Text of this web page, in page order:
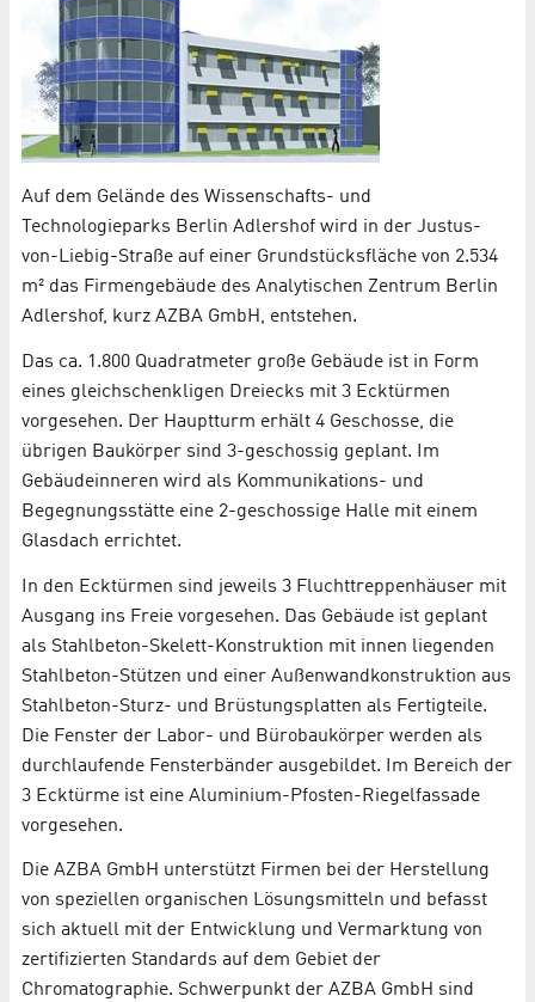
Auf dem Gelände des Wissenschafts- und
Technologieparks Berlin Adlershof wird in der Justus-
von-Liebig-Straße auf einer Grundstücksfläche von 2.534
m² das Firmengebäude des Analytischen Zentrum Berlin
Adlershof, kurz AZBA GmbH, entstehen.
Das ca. 1.800 Quadratmeter große Gebäude ist in Form
eines gleichschenkligen Dreiecks mit 3 Ecktürmen
vorgesehen. Der Hauptturm erhält 4 Geschosse, die
übrigen Baukörper sind 3-geschossig geplant. Im
Gebäudeinneren wird als Kommunikations- und
Begegnungsstätte eine 2-geschossige Halle mit einem
Glasdach errichtet.
In den Ecktürmen sind jeweils 3 Fluchttreppenhäuser mit
Ausgang ins Freie vorgesehen. Das Gebäude ist geplant
als Stahlbeton-Skelett-Konstruktion mit innen liegenden
Stahlbeton-Stützen und einer Außenwandkonstruktion aus
Stahlbeton-Sturz- und Brüstungsplatten als Fertigteile.
Die Fenster der Labor- und Bürobaukörper werden als
durchlaufende Fensterbänder ausgebildet. Im Bereich der
3 Ecktürme ist eine Aluminium-Pfosten-Riegelfassade
vorgesehen.
Die AZBA GmbH unterstützt Firmen bei der Herstellung
von speziellen organischen Lösungsmitteln und befasst
sich aktuell mit der Entwicklung und Vermarktung von
zertifizierten Standards auf dem Gebiet der
Chromatographie. Schwerpunkt der AZBA GmbH sind